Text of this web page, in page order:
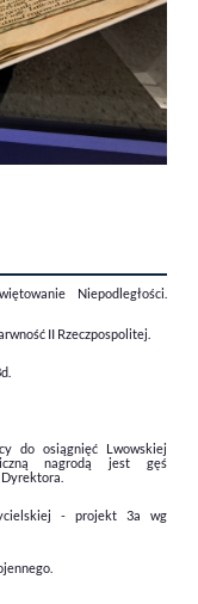
Niepodległości.
II Rzeczpospolitej.
do osiągnięć Lwowskiej
nagrodą jest gęś
- projekt 3a wg